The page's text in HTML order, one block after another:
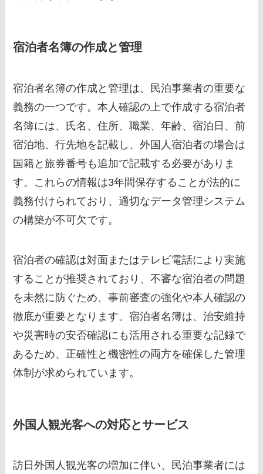
宿泊者名簿の作成と管理
宿泊者名簿の作成と管理は、民泊事業者の重要な
義務の一つです。本人確認の上で作成する宿泊者
名簿には、氏名、住所、職業、年齢、宿泊日、前
宿泊地、行先地を記載し、外国人宿泊者の場合は
国籍と旅券番号も追加で記載する必要がありま
す。これらの情報は3年間保存することが法的に
義務付けられており、適切なデータ管理システム
の構築が不可欠です。
宿泊者の確認は対面またはテレビ電話により実施
することが推奨されており、不審な宿泊者の問題
を未然に防ぐため、事前審査の強化や本人確認の
徹底が重要となります。宿泊者名簿は、治安維持
や災害時の安否確認にも活用される重要な記録で
あるため、正確性と機密性の両方を確保した管理
体制が求められています。
外国人観光客への対応とサービス
訪日外国人観光客の増加に伴い、民泊事業者には